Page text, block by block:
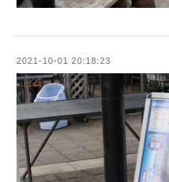
2021-10-01 20:18:23